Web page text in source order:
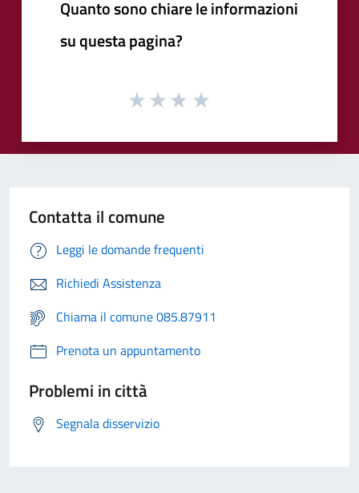
Quanto sono chiare le informazioni
su questa pagina?
Contatta il comune
Leggi le domande frequenti
Richiedi Assistenza
Chiama il comune 085.87911
Prenota un appuntamento
Problemi in città
Segnala disservizio